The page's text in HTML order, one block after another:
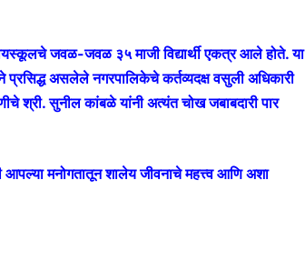
जवळ-जवळ ३५ माजी विद्यार्थी एकत्र आले होते. या
प्रसिद्ध असलेले नगरपालिकेचे कर्तव्यदक्ष वसुली अधिकारी
श्री. सुनील कांबळे यांनी अत्यंत चोख जबाबदारी पार
मनोगतातून शालेय जीवनाचे महत्त्व आणि अशा